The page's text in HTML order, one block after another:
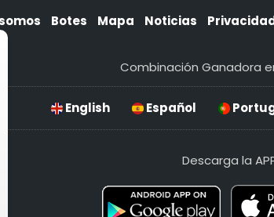
Botes Mapa Noticias
Combinación Ganadora
English Español
Descarga la